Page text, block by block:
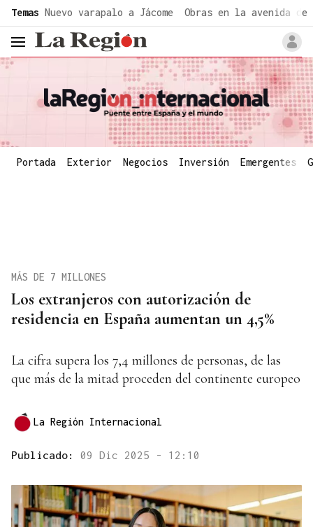
Temas Nuevo varapalo a Jácome Obras en la avenida de
header.menu.open
Portada Exterior Negocios Inversión Emergentes
Los extranjeros con autorización de
residencia en España aumentan un 4,5%
MÁS DE 7 MILLONES
La cifra supera los 7,4 millones de personas, de las
que más de la mitad proceden del continente europeo
La Región Internacional
Publicado: 09 Dic 2025 - 12:10